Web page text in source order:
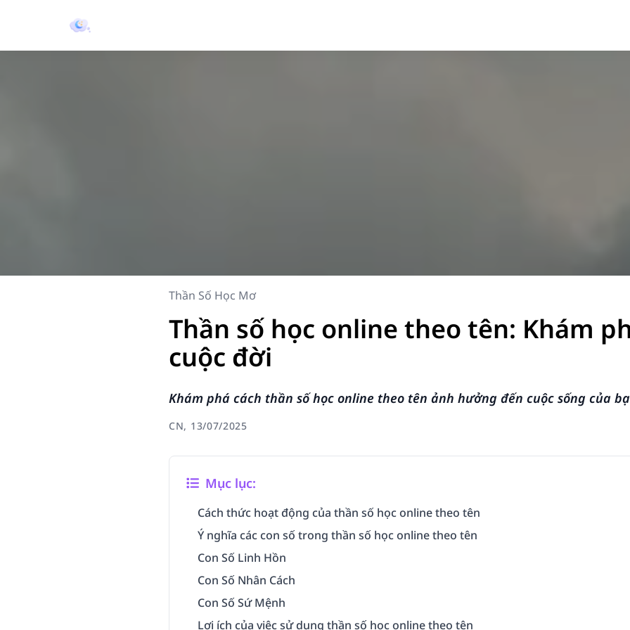
Thần Số Học Mơ
Thần số học online theo tên: Khám
cuộc đời
Khám phá cách thần số học online theo tên ảnh hưởng đến cuộc sống của
CN, 13/07/2025
Mục lục:
Cách thức hoạt động của thần số học online theo tên
Ý nghĩa các con số trong thần số học online theo tên
Con Số Linh Hồn
Con Số Nhân Cách
Con Số Sứ Mệnh
Lợi ích của việc sử dụng thần số học online theo tên